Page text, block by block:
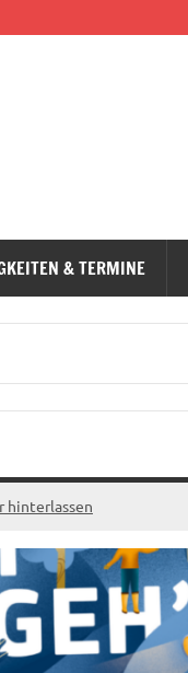
& TERMINE
hinterlassen